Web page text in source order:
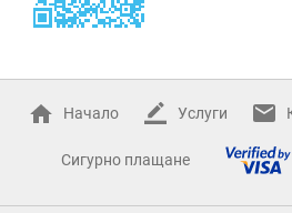
Начало Услуги
Сигурно плащане